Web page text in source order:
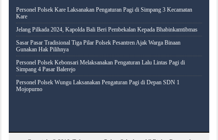
Personel Polsek Kare Laksanakan Pengaturan Pagi di Simpang 3 Kecamatan
Kare
Jelang Pilkada 2024, Kapolda Bali Beri Pembekalan Kepada Bhabinkamtibmas
Sasar Pasar Tradisional Tiga Pilar Polsek Pesantren Ajak Warga Binaan
Gunakan Hak Pilihnya
Personel Polsek Kebonsari Melaksanakan Pengaturan Lalu Lintas Pagi di
Simpang 4 Pasar Balerejo
Personel Polsek Wungu Laksanakan Pengaturan Pagi di Depan SDN 1
Mojopurno